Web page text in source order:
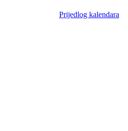
Prijedlog kalendara